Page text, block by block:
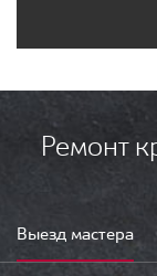
Ремонт
Выезд мастера